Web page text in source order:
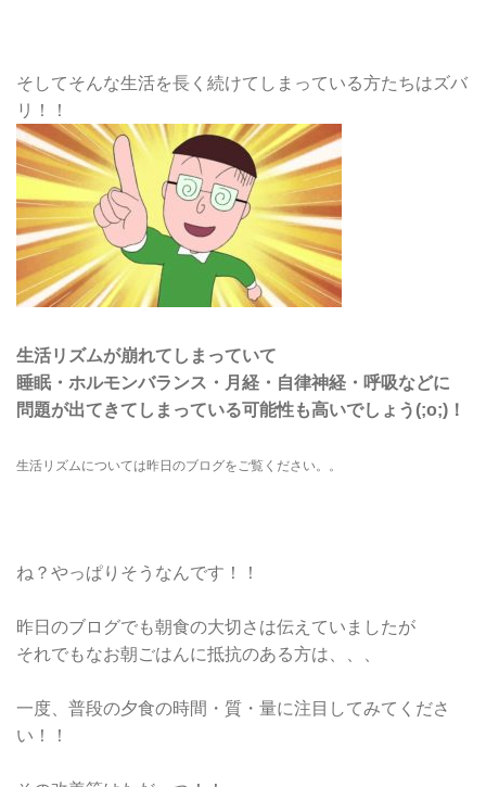
そしてそんな生活を長く続けてしまっている方たちはズバ
リ！！
生活リズムが崩れてしまっていて
睡眠・ホルモンバランス・月経・自律神経・呼吸などに
問題が出てきてしまっている可能性も高いでしょう(;o;)！
生活リズムについては昨日のブログをご覧ください。。
ね？やっぱりそうなんです！！
昨日のブログでも朝食の大切さは伝えていましたが
それでもなお朝ごはんに抵抗のある方は、、、
一度、普段の夕食の時間・質・量に注目してみてくださ
い！！